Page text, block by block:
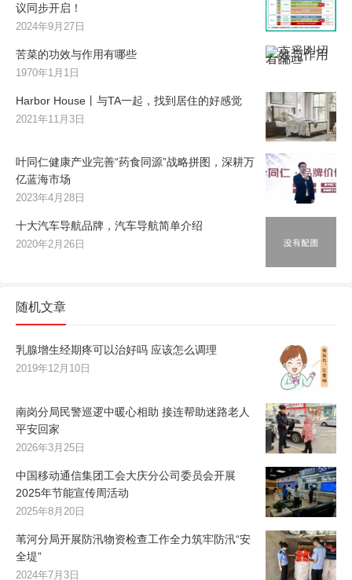
议同步开启！
2024年9月27日
苦菜的功效与作用有哪些
1970年1月1日
Harbor House丨与TA一起，找到居住的好感觉
2021年11月3日
叶同仁健康产业完善“药食同源”战略拼图，深耕万
亿蓝海市场
2023年4月28日
十大汽车导航品牌，汽车导航简单介绍
2020年2月26日
随机文章
乳腺增生经期疼可以治好吗 应该怎么调理
2019年12月10日
南岗分局民警巡逻中暖心相助 接连帮助迷路老人
平安回家
2026年3月25日
中国移动通信集团工会大庆分公司委员会开展
2025年节能宣传周活动
2025年8月20日
苇河分局开展防汛物资检查工作全力筑牢防汛“安
全堤”
2024年7月3日